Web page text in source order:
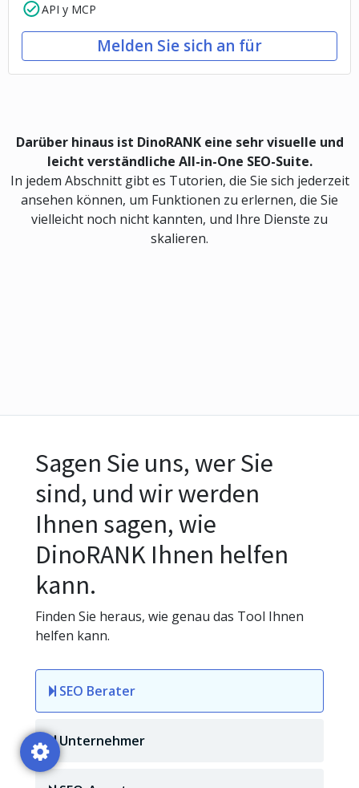
API y MCP
Melden Sie sich an für
Darüber hinaus ist DinoRANK eine sehr visuelle und
leicht verständliche All-in-One SEO-Suite.
In jedem Abschnitt gibt es Tutorien, die Sie sich jederzeit
ansehen können, um Funktionen zu erlernen, die Sie
vielleicht noch nicht kannten, und Ihre Dienste zu
skalieren.
Sagen Sie uns, wer Sie
sind, und wir werden
Ihnen sagen, wie
DinoRANK Ihnen helfen
kann.
Finden Sie heraus, wie genau das Tool Ihnen
helfen kann.
SEO Berater
Unternehmer